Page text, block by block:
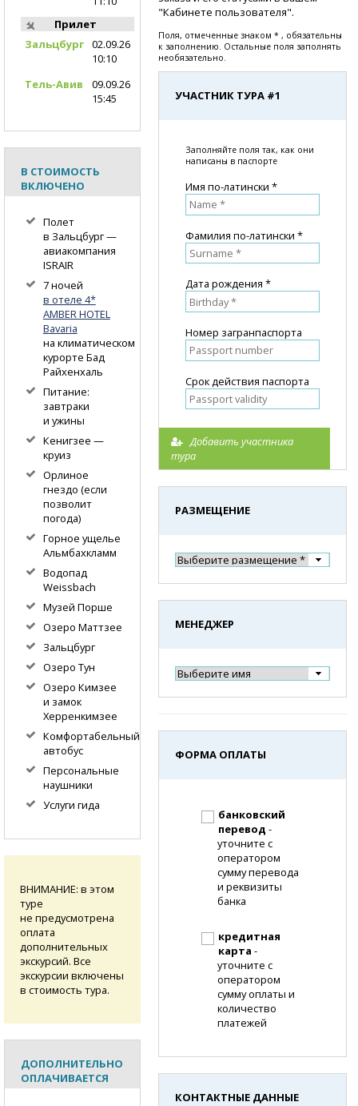
"Кабинете пользователя".
Поля, отмеченные знаком * , обязательны
к заполнению. Остальные поля заполнять
необязательно.
УЧАСТНИК ТУРА #1
Заполняйте поля так, как они
написаны в паспорте
Имя по-латински *
Фамилия по-латински *
Дата рождения *
Номер загранпаспорта
Срок действия паспорта
Добавить участника
тура
РАЗМЕЩЕНИЕ
МЕНЕДЖЕР
ФОРМА ОПЛАТЫ
банковский
перевод -
уточните с
оператором
сумму перевода
и реквизиты
банка
кредитная
карта -
уточните с
оператором
сумму оплаты и
количество
платежей
КОНТАКТНЫЕ ДАННЫЕ
Прилет
Зальцбург 02.09.26
10:10
Тель-Авив
09.09.26
15:45
В СТОИМОСТЬ
ВКЛЮЧЕНО
Полет
в Зальцбург —
авиакомпания
ISRAIR
7 ночей
в отеле 4*
AMBER HOTEL
Bavaria
на климатическом
курорте Бад
Райхенхаль
Питание:
завтраки
и ужины
Кенигзее —
круиз
Орлиное
гнездо (если
позволит
погода)
Горное ущелье
Альмбахкламм
Водопад
Weissbach
Музей Порше
Озеро Маттзее
Зальцбург
Озеро Тун
Озеро Кимзее
и замок
Херренкимзее
Комфортабельный
автобус
Персональные
наушники
Услуги гида
ВНИМАНИЕ: в этом
туре
не предусмотрена
оплата
дополнительных
экскурсий. Все
экскурсии включены
в стоимость тура.
ДОПОЛНИТЕЛЬНО
ОПЛАЧИВАЕТСЯ